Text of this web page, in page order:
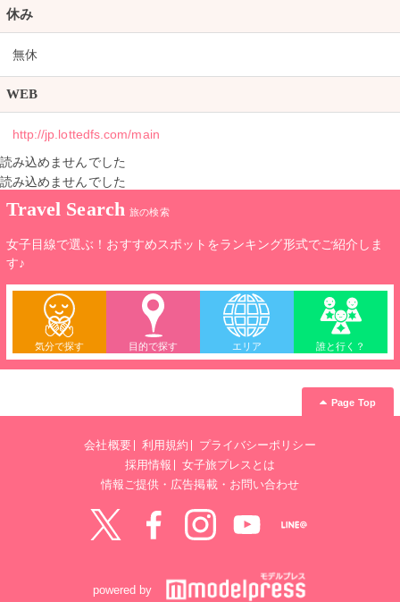
休み
無休
WEB
http://jp.lottedfs.com/main
読み込めませんでした
読み込めませんでした
Travel Search 旅の検索
女子目線で選ぶ！おすすめスポットをランキング形式でご紹介しま
す♪
気分で探す 目的で探す エリア 誰と行く？
Page Top
会社概要 利用規約
プライバシーポリシー
採用情報
女子旅プレスとは
情報ご提供・広告掲載・お問い合わせ
Facebook
powered by